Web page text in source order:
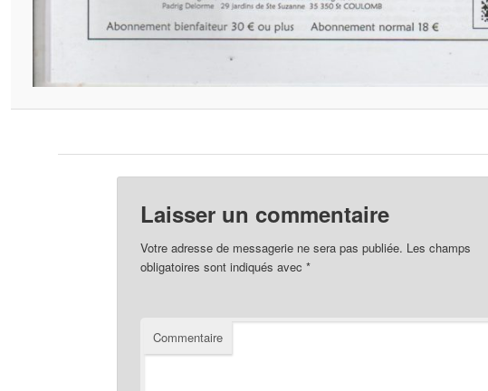
Laisser un commentaire
Votre adresse de messagerie ne sera pas publiée. Les champs
obligatoires sont indiqués avec *
Commentaire